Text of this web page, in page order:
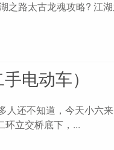
之路太古龙魂攻略? 江
电动车）
人还不知道，今天小六
环立交桥底下，...